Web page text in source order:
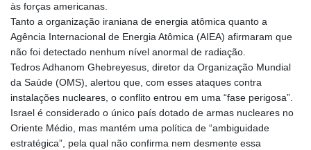
às forças americanas.
Tanto a organização iraniana de energia atômica quanto a
Agência Internacional de Energia Atômica (AIEA) afirmaram que
não foi detectado nenhum nível anormal de radiação.
Tedros Adhanom Ghebreyesus, diretor da Organização Mundial
da Saúde (OMS), alertou que, com esses ataques contra
instalações nucleares, o conflito entrou em uma “fase perigosa”.
Israel é considerado o único país dotado de armas nucleares no
Oriente Médio, mas mantém uma política de “ambiguidade
estratégica”, pela qual não confirma nem desmente essa